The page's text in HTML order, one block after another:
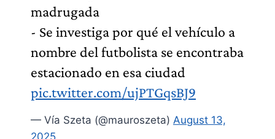
madrugada
- Se investiga por qué el vehículo a
nombre del futbolista se encontraba
estacionado en esa ciudad
pic.twitter.com/ujPTGqsBJ9
— Vía Szeta (@mauroszeta) August 13,
2025